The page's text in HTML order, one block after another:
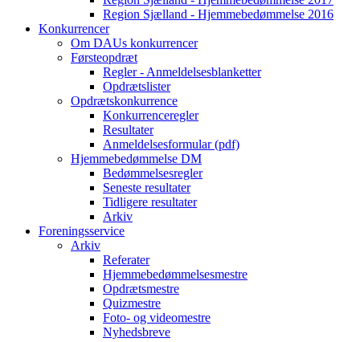
Region Sjælland - Hjemmebedømmelse 2016
Konkurrencer
Om DAUs konkurrencer
Førsteopdræt
Regler - Anmeldelsesblanketter
Opdrætslister
Opdrætskonkurrence
Konkurrenceregler
Resultater
Anmeldelsesformular (pdf)
Hjemmebedømmelse DM
Bedømmelsesregler
Seneste resultater
Tidligere resultater
Arkiv
Foreningsservice
Arkiv
Referater
Hjemmebedømmelsesmestre
Opdrætsmestre
Quizmestre
Foto- og videomestre
Nyhedsbreve